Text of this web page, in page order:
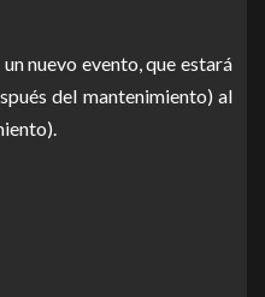
nuevo evento, que estará
del mantenimiento) al